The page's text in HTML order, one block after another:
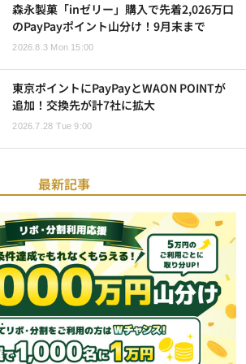
森永製菓「inゼリー」購入で先着2,026万口
のPayPayポイント山分け！9月末まで
2026.8.3 Mon 15:00
東京ポイントにPayPayとWAON POINTが
追加！交換先が計7社に拡大
2026.7.28 Tue 9:00
最新記事